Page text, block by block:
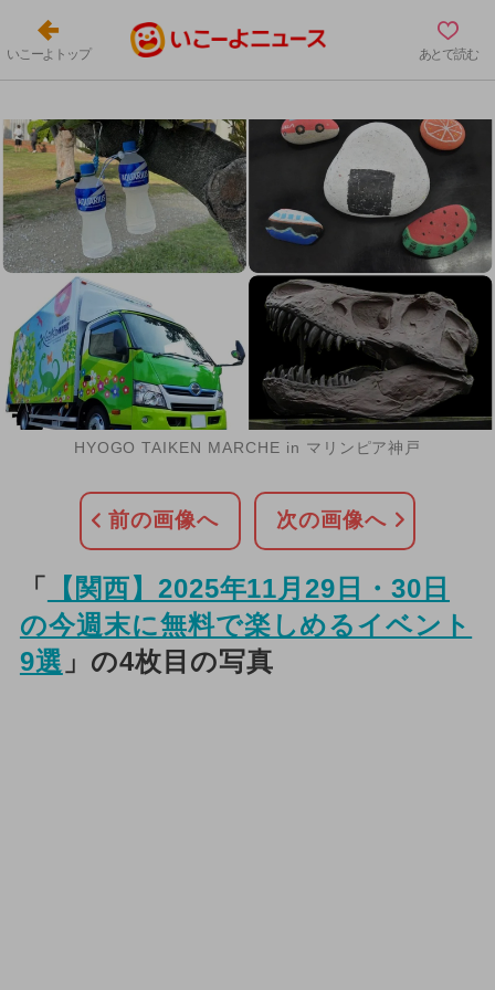
いこーよトップ あとで読む
HYOGO TAIKEN MARCHE in マリンピア神戸
前の画像へ 次の画像へ
「 【関西】2025年11月29日・30日
の今週末に無料で楽しめるイベント
9選 」の4枚目の写真